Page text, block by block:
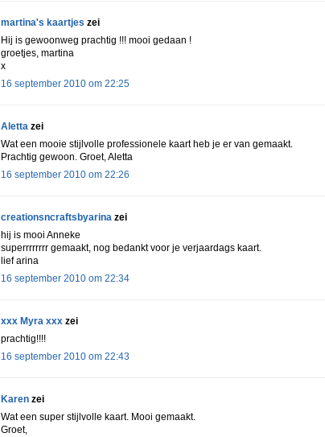
martina's kaartjes zei
Hij is gewoonweg prachtig !!! mooi gedaan !
groetjes, martina
x
16 september 2010 om 22:25
Aletta zei
Wat een mooie stijlvolle professionele kaart heb je er van gemaakt.
Prachtig gewoon. Groet, Aletta
16 september 2010 om 22:26
creationsncraftsbyarina zei
hij is mooi Anneke
superrrrrrrr gemaakt, nog bedankt voor je verjaardags kaart.
lief arina
16 september 2010 om 22:34
xxx Myra xxx zei
prachtig!!!!
16 september 2010 om 22:43
Karen zei
Wat een super stijlvolle kaart. Mooi gemaakt.
Groet,